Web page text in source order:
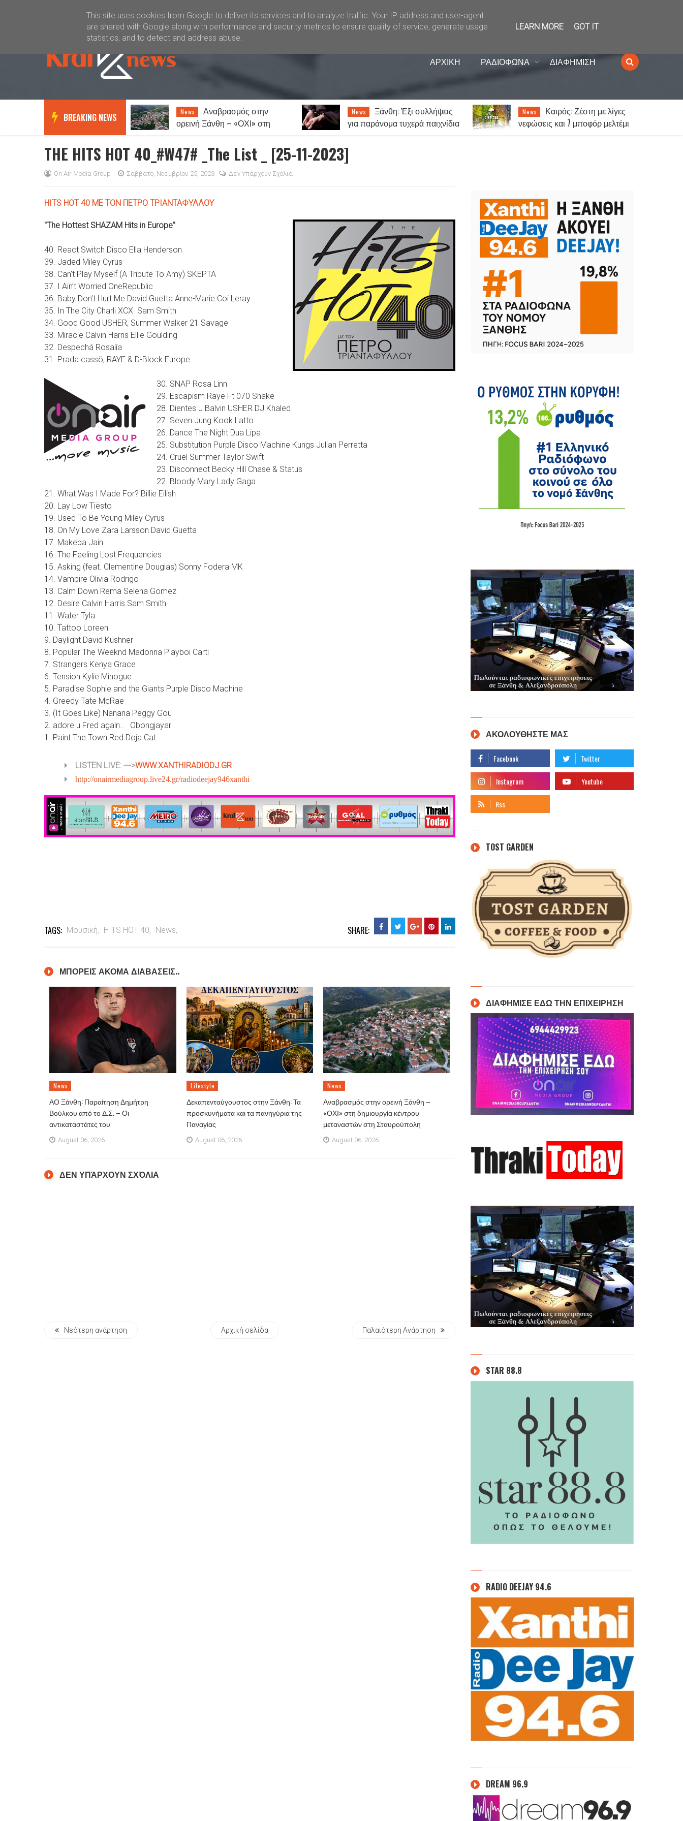
Καλώς ήλθατε Kral News
ΑΡΧΙΚΗ ΡΑΔΙΟΦΩΝΑ ΔΙΑΦΗΜΙΣΗ
BREAKING NEWS
Αναβρασμός στην
ορεινή Ξάνθη – «ΟΧΙ» στη
δημιουργία κέντρου
μεταναστών στη Σταυρούπολη
News
Ξάνθη: Έξι συλλήψεις
για παράνομα τυχερά παιχνίδια
News
Καιρός: Ζέστη με λίγες
νεφώσεις και 7 μποφόρ μελτέμι
News
Κώστας Ανυφαντάκης:
«Ο ΑΟΞ είναι πολύ μεγάλη
THE HITS HOT 40_#W47# _The List _ [25-11-2023]
On Air Media Group Σάββατο, Νοεμβρίου 25, 2023 Δεν Υπάρχουν Σχόλια
HITS HOT 40 ΜΕ ΤΟΝ ΠΕΤΡΟ ΤΡΙΑΝΤΑΦΥΛΛΟΥ
"The Hottest SHAZAM Hits in Europe"
40. React Switch Disco Ella Henderson
39. Jaded Miley Cyrus
38. Can't Play Myself (A Tribute To Amy) SKEPTA
37. I Ain’t Worried OneRepublic
36. Baby Don’t Hurt Me David Guetta Anne-Marie Coi Leray
35. In The City Charli XCX Sam Smith
34. Good Good USHER, Summer Walker 21 Savage
33. Miracle Calvin Harris Ellie Goulding
32. Despechá Rosalía
31. Prada cassö, RAYE & D-Block Europe
30. SNAP Rosa Linn
29. Escapism Raye Ft 070 Shake
28. Dientes J Balvin USHER DJ Khaled
27. Seven Jung Kook Latto
26. Dance The Night Dua Lipa
25. Substitution Purple Disco Machine Kungs Julian Perretta
24. Cruel Summer Taylor Swift
23. Disconnect Becky Hill Chase & Status
22. Bloody Mary Lady Gaga
21. What Was I Made For? Billie Eilish
20. Lay Low Tiësto
19. Used To Be Young Miley Cyrus
18. On My Love Zara Larsson David Guetta
17. Makeba Jain
16. The Feeling Lost Frequencies
15. Asking (feat. Clementine Douglas) Sonny Fodera MK
14. Vampire Olivia Rodrigo
13. Calm Down Rema Selena Gomez
12. Desire Calvin Harris Sam Smith
11. Water Tyla
10. Tattoo Loreen
9. Daylight David Kushner
8. Popular The Weeknd Madonna Playboi Carti
7. Strangers Kenya Grace
6. Tension Kylie Minogue
5. Paradise Sophie and the Giants Purple Disco Machine
4. Greedy Tate McRae
3. (It Goes Like) Nanana Peggy Gou
2. adore u Fred again.. Obongjayar
1. Paint The Town Red Doja Cat
LISTEN LIVE: --->WWW.XANTHIRADIODJ.GR
http://onairmediagroup.live24.gr/radiodeejay946xanthi
TAGS: Μουσική, HITS HOT 40, News, SHARE:
ΜΠΟΡΕΙΣ ΑΚΟΜΑ ΔΙΑΒΑΣΕΙΣ..
News
ΑΟ Ξάνθη: Παραίτηση Δημήτρη
Βούλκου από το Δ.Σ. – Οι
αντικαταστάτες του
August 06, 2026
Lifestyle
Δεκαπενταύγουστος στην Ξάνθη: Τα
προσκυνήματα και τα πανηγύρια της
Παναγίας
August 06, 2026
News
Αναβρασμός στην ορεινή Ξάνθη –
«ΟΧΙ» στη δημιουργία κέντρου
μεταναστών στη Σταυρούπολη
August 06, 2026
ΔΕΝ ΥΠΆΡΧΟΥΝ ΣΧΌΛΙΑ
Νεότερη ανάρτηση Αρχική σελίδα Παλαιότερη Ανάρτηση
ΑΚΟΛΟΥΘΗΣΤΕ ΜΑΣ
TOST GARDEN
ΔΙΑΦΗΜΙΣΕ ΕΔΩ ΤΗΝ ΕΠΙΧΕΙΡΗΣΗ
STAR 88.8
RADIO DEEJAY 94.6
DREAM 96.9
This site uses cookies from Google to deliver its services and to analyze traffic. Your IP address and user-agent
are shared with Google along with performance and security metrics to ensure quality of service, generate usage
statistics, and to detect and address abuse.
LEARN MORE GOT IT